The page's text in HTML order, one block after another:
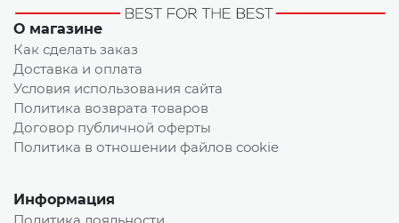
О магазине
Как сделать заказ
Доставка и оплата
Условия использования сайта
Политика возврата товаров
Договор публичной оферты
Политика в отношении файлов cookie
Информация